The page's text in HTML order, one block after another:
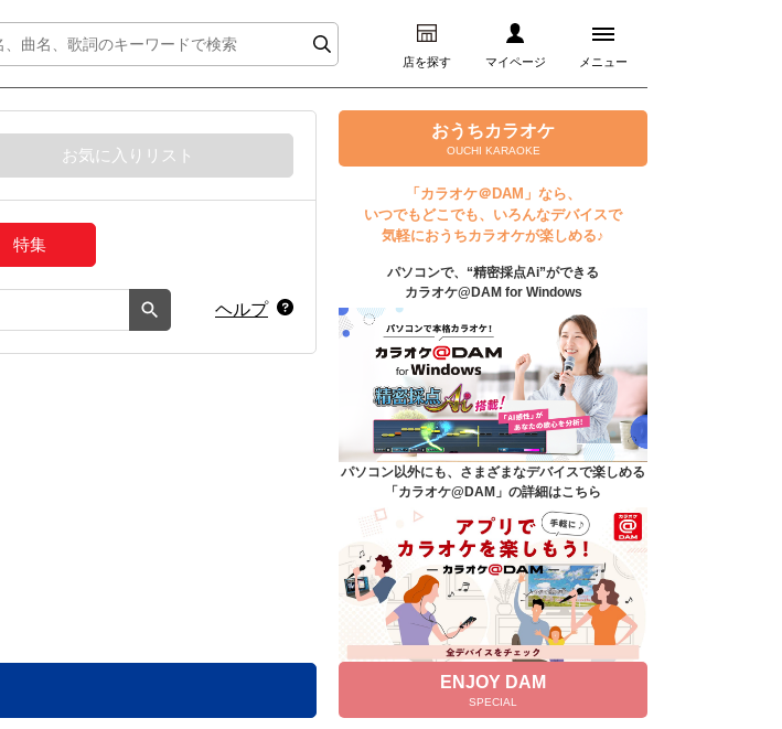
店を探す マイページ メニュー
ログイン
マイページ
プレミアムサービス
DAM★とも動画
DAM★とも録音
カラオケ＠DAM
ユーザー検索
キャンペーン
よくあるご質問
DAMの新曲・ランキングなど
カラオケ最新情報をチェック！
お気に入りリスト
特集
ヘルプ
おうちカラオケ
OUCHI KARAOKE
「カラオケ＠DAM」なら、
いつでもどこでも、いろんなデバイスで
気軽におうちカラオケが楽しめる♪
パソコンで、“精密採点Ai”ができる
カラオケ@DAM for Windows
パソコン以外にも、さまざまなデバイスで楽しめる
「カラオケ@DAM」の詳細はこちら
ENJOY DAM
SPECIAL